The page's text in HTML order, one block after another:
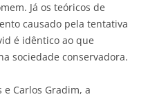
Já os teóricos de
causado pela tentativa
é idêntico ao que
sociedade conservadora.
e Carlos Gradim, a